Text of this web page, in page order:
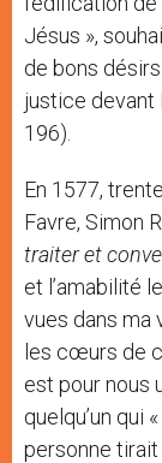
Jésus »,
de bons
justice devant
196).
En 1577,
Favre, Simon
traiter et
et l’amabilité
vues dans ma
les cœurs de
est pour nous
quelqu’un qui
personne